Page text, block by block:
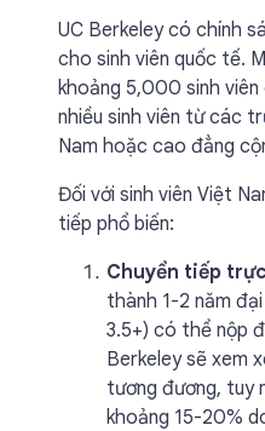
UC Berkeley có chính
cho sinh viên quốc tế.
khoảng 5,000 sinh
nhiều sinh viên từ các
Nam hoặc cao đẳng
Đối với sinh viên Việt
tiếp phổ biến:
Chuyển tiếp
thành 1-2 năm
3.5+) có thể nộp
Berkeley sẽ xem
tương đương, tuy
khoảng 15-20%